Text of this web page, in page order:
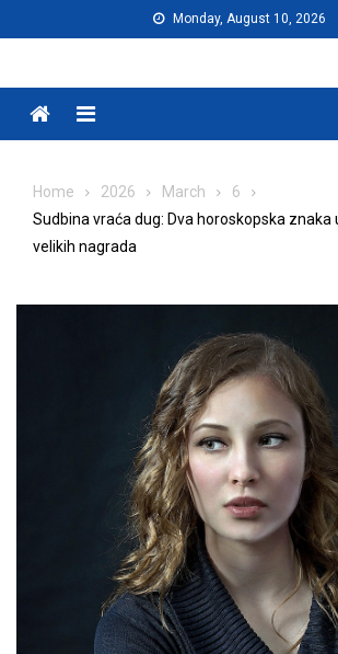
to
Monday, August 10, 2026
Menu
Home 2026 March
6
Sudbina vraća dug: Dva horoskopska znaka
velikih nagrada